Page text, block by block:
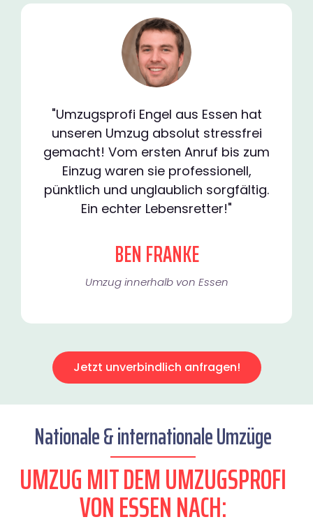
"Umzugsprofi Engel aus Essen hat
unseren Umzug absolut stressfrei
gemacht! Vom ersten Anruf bis zum
Einzug waren sie professionell,
pünktlich und unglaublich sorgfältig.
Ein echter Lebensretter!"
BEN FRANKE
Umzug innerhalb von Essen​
Jetzt unverbindlich anfragen!
Nationale & internationale Umzüge
UMZUG MIT DEM UMZUGSPROFI
VON ESSEN NACH: